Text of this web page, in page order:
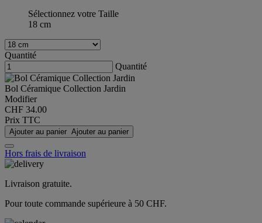
Sélectionnez votre Taille
18 cm
Quantité
Quantité
Bol Céramique Collection Jardin
Modifier
CHF 34.00
Prix TTC
Ajouter au panier Ajouter au panier
Hors frais de livraison
Livraison gratuite.
Pour toute commande supérieure à 50 CHF.